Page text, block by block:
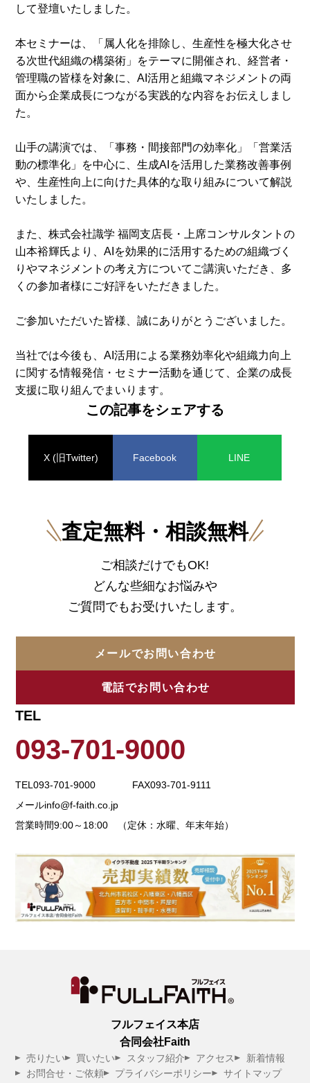
して登壇いたしました。
本セミナーは、「属人化を排除し、生産性を極大化させ
る次世代組織の構築術」をテーマに開催され、経営者・
管理職の皆様を対象に、AI活用と組織マネジメントの両
面から企業成長につながる実践的な内容をお伝えしまし
た。
山手の講演では、「事務・間接部門の効率化」「営業活
動の標準化」を中心に、生成AIを活用した業務改善事例
や、生産性向上に向けた具体的な取り組みについて解説
いたしました。
また、株式会社識学 福岡支店長・上席コンサルタントの
山本裕輝氏より、AIを効果的に活用するための組織づく
りやマネジメントの考え方についてご講演いただき、多
くの参加者様にご好評をいただきました。
ご参加いただいた皆様、誠にありがとうございました。
当社では今後も、AI活用による業務効率化や組織力向上
に関する情報発信・セミナー活動を通じて、企業の成長
支援に取り組んでまいります。
この記事をシェアする
X (旧Twitter) Facebook LINE
査定無料・相談無料
ご相談だけでもOK!
どんな些細なお悩みや
ご質問でもお受けいたします。
メールでお問い合わせ
電話でお問い合わせ
TEL
093-701-9000
TEL093-701-9000 FAX093-701-9111
メールinfo@f-faith.co.jp
営業時間9:00～18:00 （定休：水曜、年末年始）
フルフェイス本店
合同会社Faith
売りたい 買いたい スタッフ紹介 アクセス
新着情報
お問合せ・ご依頼
プライバシーポリシー サイトマップ